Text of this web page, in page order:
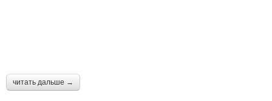
читать дальше →